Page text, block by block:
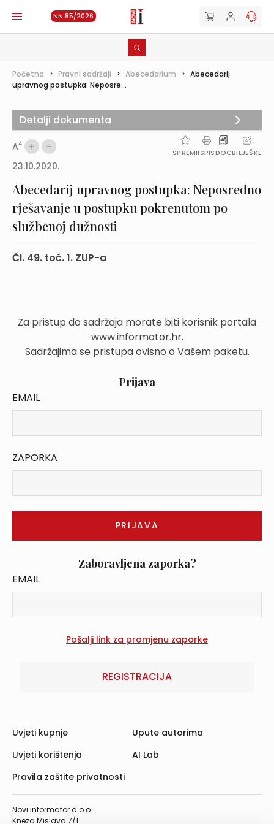
NN 85/2026
Početna > Pravni sadržaji > Abecedarium > Abecedarij
upravnog postupka: Neposre...
AA
SPREMIISPISDOCBILJEŠKE
23.10.2020.
Abecedarij upravnog postupka: Neposredno
rješavanje u postupku pokrenutom po
službenoj dužnosti
Čl. 49. toč. 1. ZUP-a
Za pristup do sadržaja morate biti korisnik portala
www.informator.hr.
Sadržajima se pristupa ovisno o Vašem paketu.
Prijava
EMAIL
ZAPORKA
Zaboravljena zaporka?
EMAIL
REGISTRACIJA
Detalji dokumenta
Novi informator d.o.o.
Kneza Mislava 7/1
Uvjeti kupnje
Uvjeti korištenja
Pravila zaštite privatnosti
Upute autorima
AI Lab